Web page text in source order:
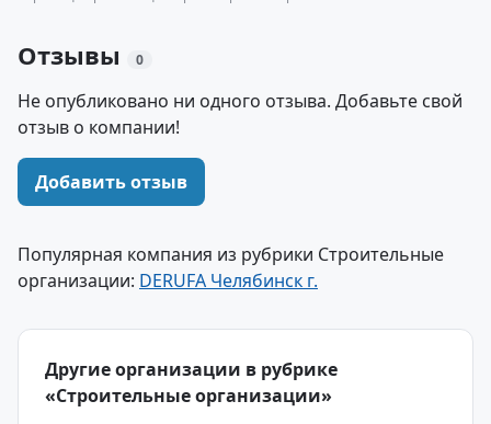
Отзывы 0
Не опубликовано ни одного отзыва. Добавьте свой
отзыв о компании!
Добавить отзыв
Популярная компания из рубрики Строительные
организации: DERUFA Челябинск г.
Другие организации в рубрике
«Строительные организации»